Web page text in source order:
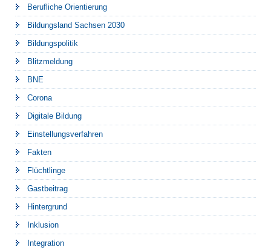
Berufliche Orientierung
Bildungsland Sachsen 2030
Bildungspolitik
Blitzmeldung
BNE
Corona
Digitale Bildung
Einstellungsverfahren
Fakten
Flüchtlinge
Gastbeitrag
Hintergrund
Inklusion
Integration